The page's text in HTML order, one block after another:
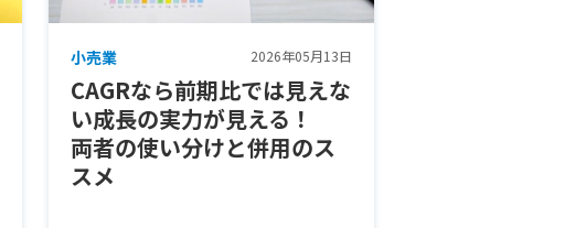
小売業 2026年05月13日
CAGRなら前期比では見えな
い成長の実力が見える！
両者の使い分けと併用のス
スメ